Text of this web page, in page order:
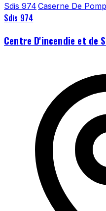
Sdis 974 Caserne De
Sdis 974
Centre D'incendie et de